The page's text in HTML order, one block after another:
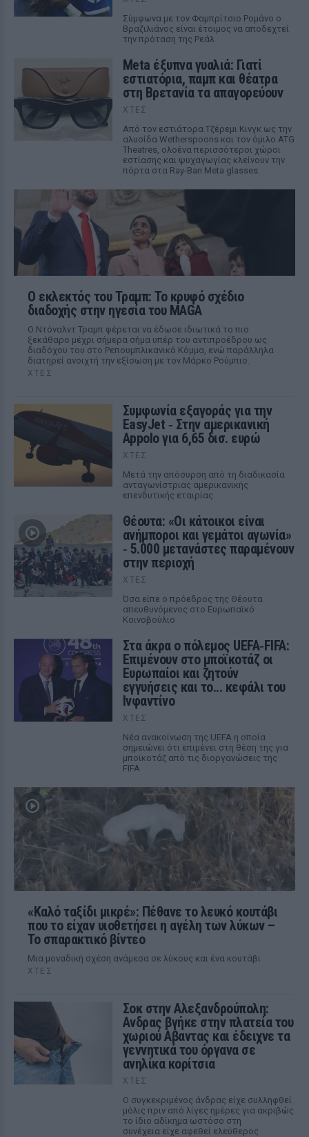
Σύμφωνα με τον Φαμπρίτσιο Ρομάνο ο
Βραζιλιάνος είναι έτοιμος να αποδεχτεί
την πρόταση της Ρεάλ
Meta έξυπνα γυαλιά: Γιατί
εστιατόρια, παμπ και θέατρα
στη Βρετανία τα απαγορεύουν
ΧΤΕΣ
Από τον εστιάτορα Τζέρεμι Κινγκ ως την
αλυσίδα Wetherspoons και τον όμιλο ATG
Theatres, ολοένα περισσότεροι χώροι
εστίασης και ψυχαγωγίας κλείνουν την
πόρτα στα Ray-Ban Meta glasses.
Ο εκλεκτός του Τραμπ: Το κρυφό σχέδιο
διαδοχής στην ηγεσία του MAGA
Ο Ντόναλντ Τραμπ φέρεται να έδωσε ιδιωτικά το πιο
ξεκάθαρο μέχρι σήμερα σήμα υπέρ του αντιπροέδρου ως
διαδόχου του στο Ρεπουμπλικανικό Κόμμα, ενώ παράλληλα
διατηρεί ανοιχτή την εξίσωση με τον Μάρκο Ρούμπιο.
ΧΤΕΣ
Συμφωνία εξαγοράς για την
EasyJet ‑ Στην αμερικανική
Appolo για 6,65 δισ. ευρώ
ΧΤΕΣ
Μετά την απόσυρση από τη διαδικασία
ανταγωνίστριας αμερικανικής
επενδυτικής εταιρίας
Θέουτα: «Οι κάτοικοι είναι
ανήμποροι και γεμάτοι αγωνία»
‑ 5.000 μετανάστες παραμένουν
στην περιοχή
ΧΤΕΣ
Όσα είπε ο πρόεδρος της Θέουτα
απευθυνόμενος στο Ευρωπαϊκό
Κοινοβούλιο
Στα άκρα ο πόλεμος UEFA‑FIFA:
Επιμένουν στο μποϊκοτάζ οι
Ευρωπαίοι και ζητούν
εγγυήσεις και το... κεφάλι του
Ινφαντίνο
ΧΤΕΣ
Νέα ανακοίνωση της UEFA η οποία
σημειώνει ότι επιμένει στη θέση της για
μποϊκοτάζ από τις διοργανώσεις της
FIFA
«Καλό ταξίδι μικρέ»: Πέθανε το λευκό κουτάβι
που το είχαν υιοθετήσει η αγέλη των λύκων –
Το σπαρακτικό βίντεο
Μια μοναδική σχέση ανάμεσα σε λύκους και ένα κουτάβι
ΧΤΕΣ
Σοκ στην Αλεξανδρούπολη:
Ανδρας βγήκε στην πλατεία του
χωριού Αβαντας και έδειχνε τα
γεννητικά του όργανα σε
ανηλίκα κορίτσια
ΧΤΕΣ
Ο συγκεκριμένος άνδρας είχε συλληφθεί
μόλις πριν από λίγες ημέρες για ακριβώς
το ίδιο αδίκημα ωστόσο στη
συνέχεια είχε αφεθεί ελεύθερος